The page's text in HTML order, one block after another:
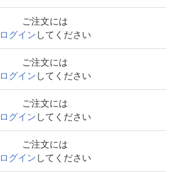
ご注文には
ログイン してください
ご注文には
ログイン してください
ご注文には
ログイン してください
ご注文には
ログイン してください